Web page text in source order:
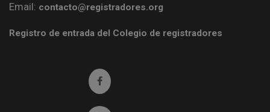
Email: contacto@registradores.org
Registro de entrada del Colegio de registradores
Ir a facebook (abre en ventana nueva)